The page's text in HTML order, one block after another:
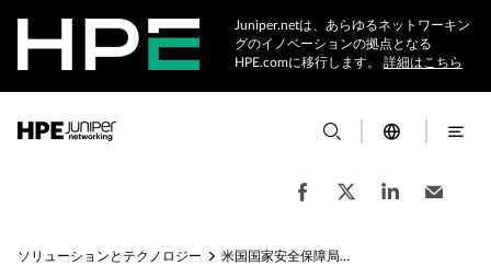
Juniper.netは、あらゆるネットワーキン
グのイノベーションの拠点となる
HPE.comに移行します。 詳細はこちら
ソリューションとテクノロジー 米国国家安全保障局向けネットワークソリューション